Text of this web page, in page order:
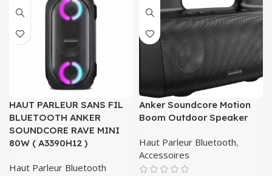
HAUT PARLEUR SANS FIL
BLUETOOTH ANKER
SOUNDCORE RAVE MINI
80W ( A3390H12 )
Haut Parleur Bluetooth
Anker Soundcore Motion
Boom Outdoor Speaker
Haut Parleur Bluetooth,
Accessoires